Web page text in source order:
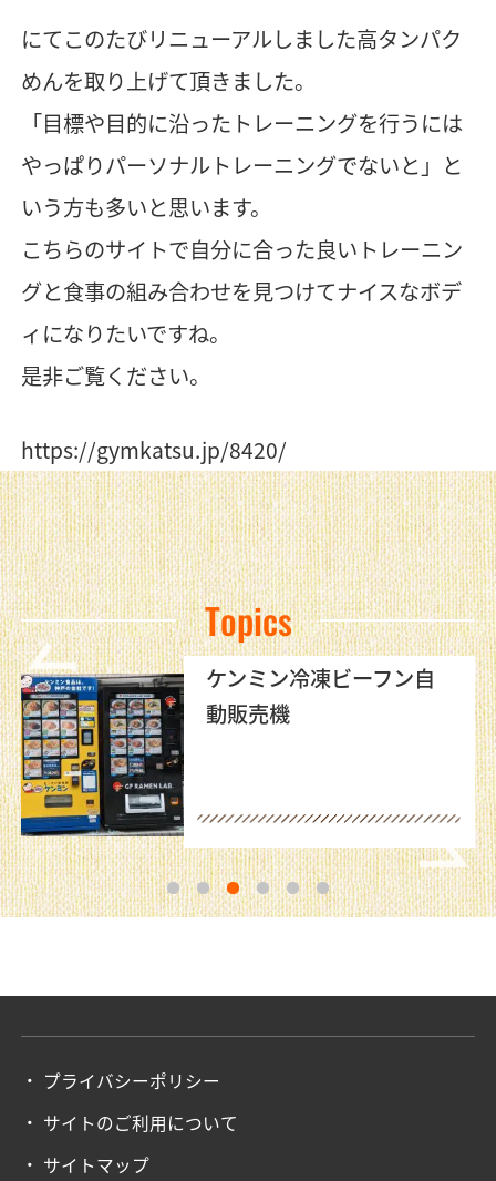
にてこのたびリニューアルしました高タンパク
めんを取り上げて頂きました。
「目標や目的に沿ったトレーニングを行うには
やっぱりパーソナルトレーニングでないと」と
いう方も多いと思います。
こちらのサイトで自分に合った良いトレーニン
グと食事の組み合わせを見つけてナイスなボデ
ィになりたいですね。
是非ご覧ください。
https://gymkatsu.jp/8420/
Topics
ケンミン冷凍ビーフン自
動販売機
1 2 3 4 5 6
プライバシーポリシー
サイトのご利用について
サイトマップ